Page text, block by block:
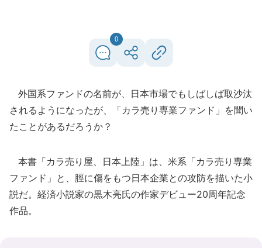
0
外国系ファンドの名前が、日本市場でもしばしば取沙汰
されるようになったが、「カラ売り専業ファンド」を聞い
たことがあるだろうか？
本書「カラ売り屋、日本上陸」は、米系「カラ売り専業
ファンド」と、脛に傷をもつ日本企業との攻防を描いた小
説だ。経済小説家の黒木亮氏の作家デビュー20周年記念
作品。